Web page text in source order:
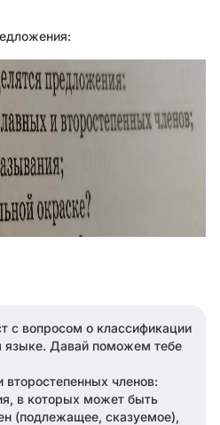
с вопросом о классификации
языке. Давай поможем тебе
членов:
в которых может быть
(подлежащее, сказуемое),